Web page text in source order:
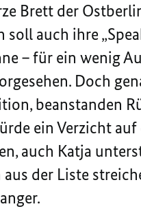
Brett der
soll auch ihre „
– für ein wenig
Doch
beanstanden
ein Verzicht
auch Katja
aus der Liste